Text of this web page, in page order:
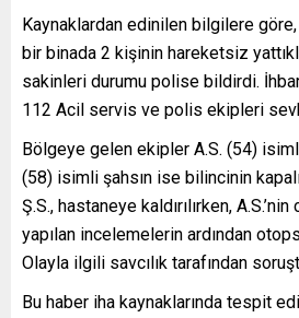
Kaynaklardan edinilen bilgilere
bir binada 2 kişinin hareketsiz
sakinleri durumu polise bildirdi.
112 Acil servis ve polis ekipleri
Bölgeye gelen ekipler A.S. (54)
(58) isimli şahsın ise bilincinin
Ş.S., hastaneye kaldırılırken,
yapılan incelemelerin ardından
Olayla ilgili savcılık tarafından
Bu haber iha kaynaklarında tespit